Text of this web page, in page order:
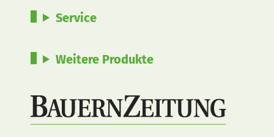
Service
Weitere Produkte